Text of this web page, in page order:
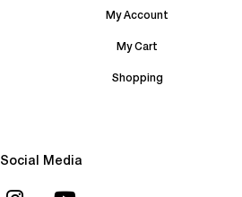
My Account
My Cart
Shopping
Social Media